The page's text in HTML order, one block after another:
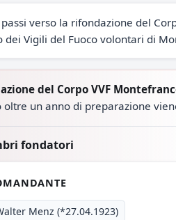
verso la rifondazione del
dei Vigili del Fuoco volontari di
del Corpo VVF
oltre un anno di preparazione
fondatori
Menz (*27.04.1923)